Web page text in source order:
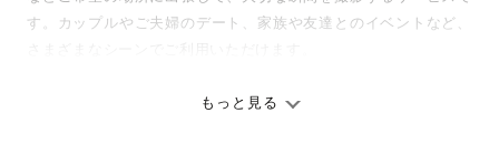
す。カップルやご夫婦のデート、家族や友達とのイベントなど、
ありのままの空気感を大切に、何十年経っても見返したくなるよ
もっと見る